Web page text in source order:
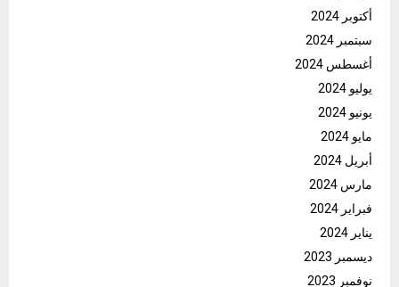
أكتوبر 2024
سبتمبر 2024
أغسطس 2024
يوليو 2024
يونيو 2024
مايو 2024
أبريل 2024
مارس 2024
فبراير 2024
يناير 2024
ديسمبر 2023
نوفمبر 2023